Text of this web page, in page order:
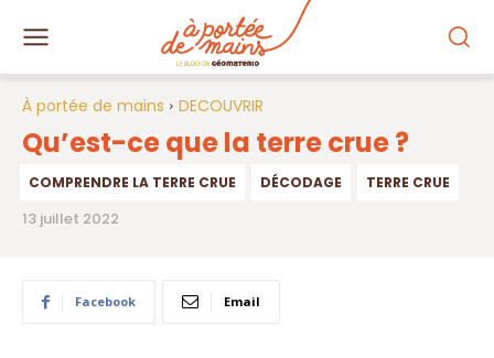
À portée de mains DECOUVRIR
Qu’est-ce que la terre crue ?
COMPRENDRE LA TERRE CRUE DÉCODAGE TERRE CRUE
13 juillet 2022
Facebook Email